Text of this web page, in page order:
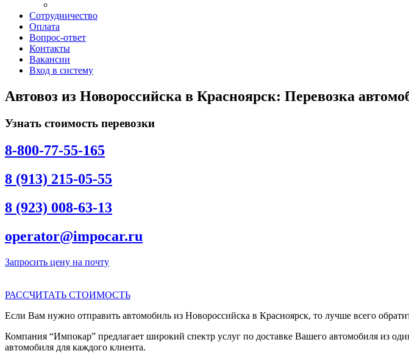
Сотрудничество
Оплата
Вопрос-ответ
Контакты
Вакансии
Вход в систему
Автовоз из Новороссийска в Красноярск: Перевозка
Узнать стоимость перевозки
8-800-77-55-165
8 (913) 215-05-55
8 (923) 008-63-13
operator@impocar.ru
Запросить цену на почту
РАССЧИТАТЬ СТОИМОСТЬ
Если Вам нужно отправить автомобиль из Новороссийска в Красноярск, то лучше всего
Компания “Импокар” предлагает широкий спектр услуг по доставке Вашего автомобиля из
автомобиля для каждого клиента.